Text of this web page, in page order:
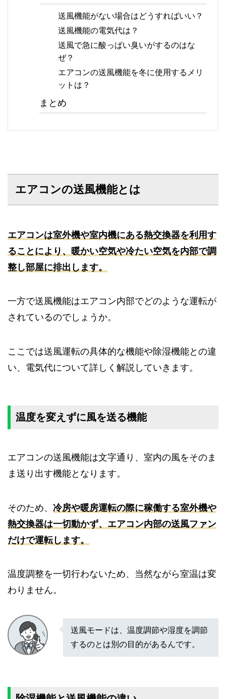
送風機能がない場合はどうすればいい？
送風機能の電気代は？
送風で急に酸っぱい臭いがするのはな
ぜ？
エアコンの送風機能を冬に使用するメリ
ットは？
まとめ
エアコンの送風機能とは
エアコンは室外機や室内機にある熱交換器を利用す
ることにより、暖かい空気や冷たい空気を内部で調
整し部屋に排出します。
一方で送風機能はエアコン内部でどのような運転が
されているのでしょうか。
ここでは送風運転の具体的な機能や除湿機能との違
い、電気代について詳しく解説していきます。
温度を変えずに風を送る機能
エアコンの送風機能は文字通り、室内の風をそのま
ま送り出す機能となります。
そのため、 冷房や暖房運転の際に稼働する室外機や
熱交換器は一切動かず、エアコン内部の送風ファン
だけで運転します。
温度調整を一切行わないため、当然ながら室温は変
わりません。
送風モードは、温度調節や湿度を調節
するのとは別の目的があるんです。